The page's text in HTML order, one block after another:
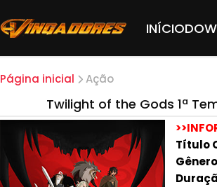
INÍCIO
Página inicial Ação
Twilight of the Gods 1ª
Título